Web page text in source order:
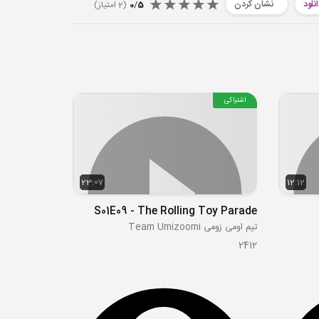
نشان کردن 0/5
(
2 امتیاز)
12:12
23:07
اشتراکی
S01E09 - The Rolling Toy Parade
تیم اومی زومی Team Umizoomi
2412